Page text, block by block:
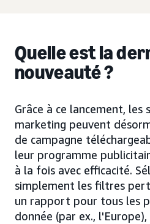
Quelle est la
nouveauté ?
Grâce à ce lancement, les
marketing peuvent
de campagne
leur programme
à la fois avec efficacité.
simplement les filtres
un rapport pour tous les
donnée (par ex.,